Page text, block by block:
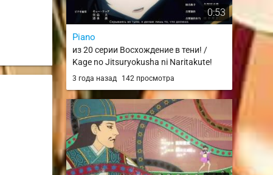
0:53
Piano
из 20 серии Восхождение в тени! /
Kage no Jitsuryokusha ni Naritakute!
3 года назад 142 просмотра